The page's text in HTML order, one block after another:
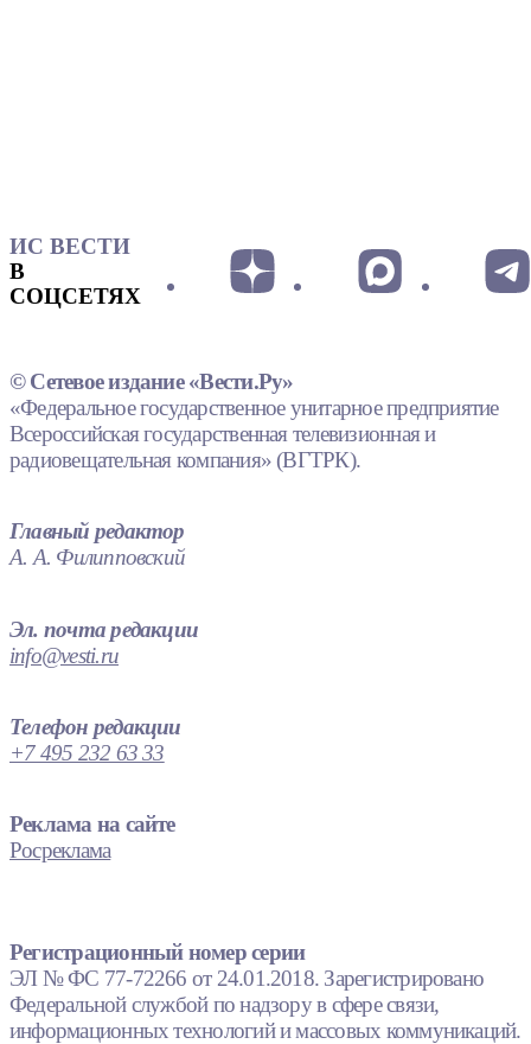
ИС ВЕСТИ
В
СОЦСЕТЯХ
© Сетевое издание «Вести.Ру»
«Федеральное государственное унитарное предприятие
Всероссийская государственная телевизионная и
радиовещательная компания» (ВГТРК).
Главный редактор
А. А. Филипповский
Эл. почта редакции
info@vesti.ru
Телефон редакции
+7 495 232 63 33
Реклама на сайте
Росреклама
Регистрационный номер серии
ЭЛ № ФС 77-72266 от 24.01.2018. Зарегистрировано
Федеральной службой по надзору в сфере связи,
информационных технологий и массовых коммуникаций.